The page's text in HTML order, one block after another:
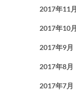
2017年11月
2017年10月
2017年9月
2017年8月
2017年7月